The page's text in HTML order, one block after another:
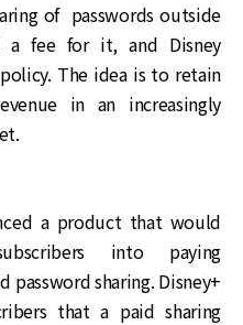
of passwords outside
a fee for it, and Disney
The idea is to retain
in an increasingly
a product that would
into paying
password sharing. Disney+
that a paid sharing